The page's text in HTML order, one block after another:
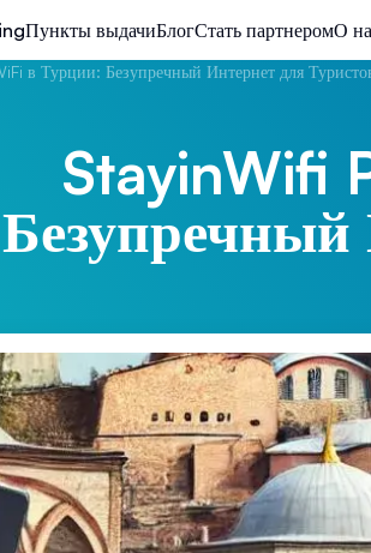
Пункты выдачиБлогСтать партнеромО
в Турции: Безупречный Интернет для
StayinWifi
Безупречный